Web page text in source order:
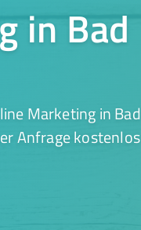
in Bad
Marketing in Bad
Anfrage kostenlos